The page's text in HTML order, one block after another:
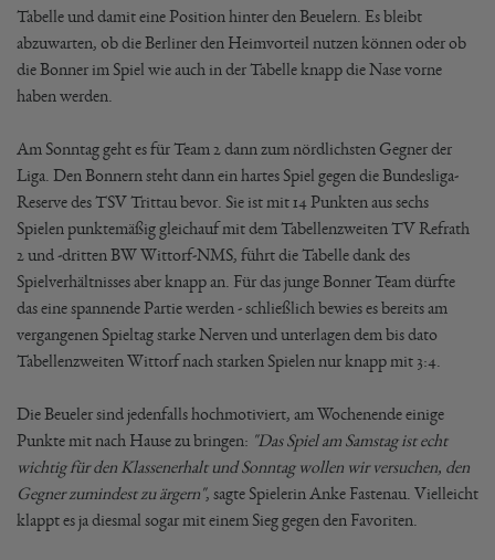
Tabelle und damit eine Position hinter den Beuelern. Es bleibt
abzuwarten, ob die Berliner den Heimvorteil nutzen können oder ob
die Bonner im Spiel wie auch in der Tabelle knapp die Nase vorne
haben werden.
Am Sonntag geht es für Team 2 dann zum nördlichsten Gegner der
Liga. Den Bonnern steht dann ein hartes Spiel gegen die Bundesliga-
Reserve des TSV Trittau bevor. Sie ist mit 14 Punkten aus sechs
Spielen punktemäßig gleichauf mit dem Tabellenzweiten TV Refrath
2 und -dritten BW Wittorf-NMS, führt die Tabelle dank des
Spielverhältnisses aber knapp an. Für das junge Bonner Team dürfte
das eine spannende Partie werden - schließlich bewies es bereits am
vergangenen Spieltag starke Nerven und unterlagen dem bis dato
Tabellenzweiten Wittorf nach starken Spielen nur knapp mit 3:4.
Die Beueler sind jedenfalls hochmotiviert, am Wochenende einige
Punkte mit nach Hause zu bringen: "Das Spiel am Samstag ist echt
wichtig für den Klassenerhalt und Sonntag wollen wir versuchen, den
Gegner zumindest zu ärgern", sagte Spielerin Anke Fastenau. Vielleicht
klappt es ja diesmal sogar mit einem Sieg gegen den Favoriten.